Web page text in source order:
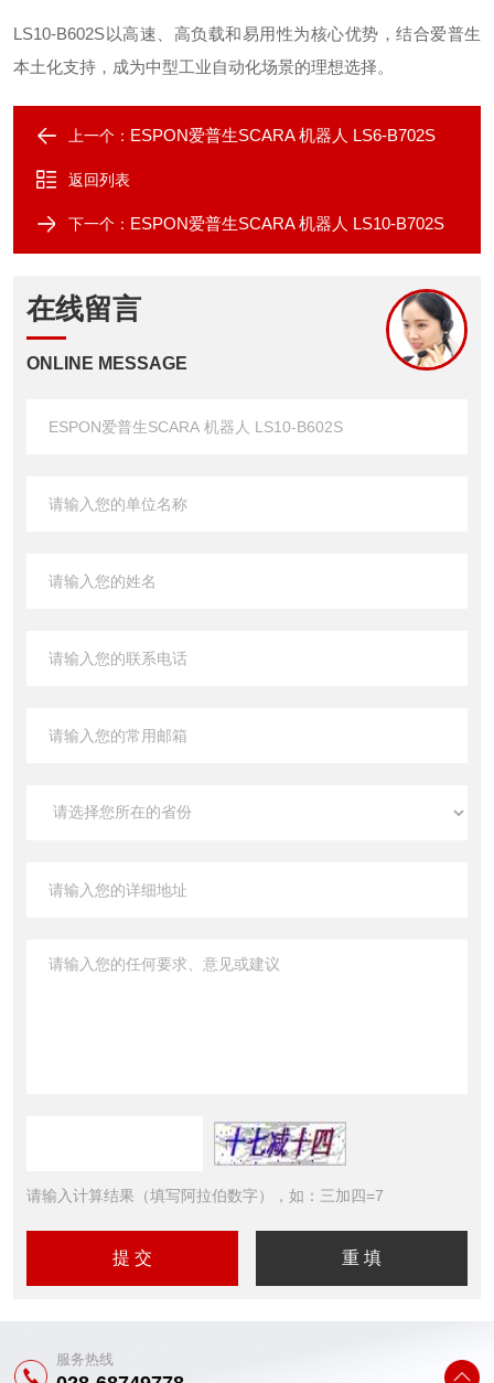
LS10-B602S以高速、高负载和易用性为核心优势，结合爱普生
本土化支持，成为中型工业自动化场景的理想选择。
上一个： ESPON爱普生SCARA 机器人 LS6-B702S
返回列表
下一个： ESPON爱普生SCARA 机器人 LS10-B702S
在线留言
ONLINE MESSAGE
请输入计算结果（填写阿拉伯数字），如：三加四=7
服务热线